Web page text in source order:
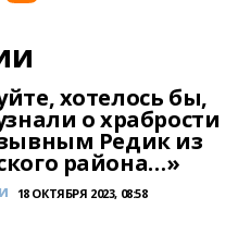
хотелось бы,
о храбрости
Редик из
района…»
18 ОКТЯБРЯ 2023, 08:58